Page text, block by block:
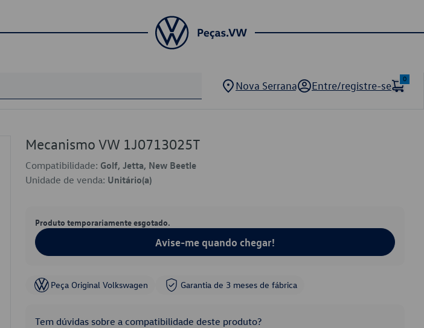
Nova Serrana Entre/registre-se
0
Mecanismo VW 1J0713025T
Compatibilidade: Golf, Jetta, New Beetle
Unidade de venda: Unitário(a)
Produto temporariamente esgotado.
Avise-me quando chegar!
Peça Original Volkswagen Garantia de 3 meses de fábrica
Tem dúvidas sobre a compatibilidade deste produto?